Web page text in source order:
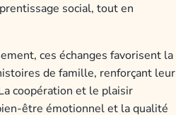
social, tout en
ces échanges favorisent la
de famille, renforçant leur
coopération et le plaisir
être émotionnel et la qualité